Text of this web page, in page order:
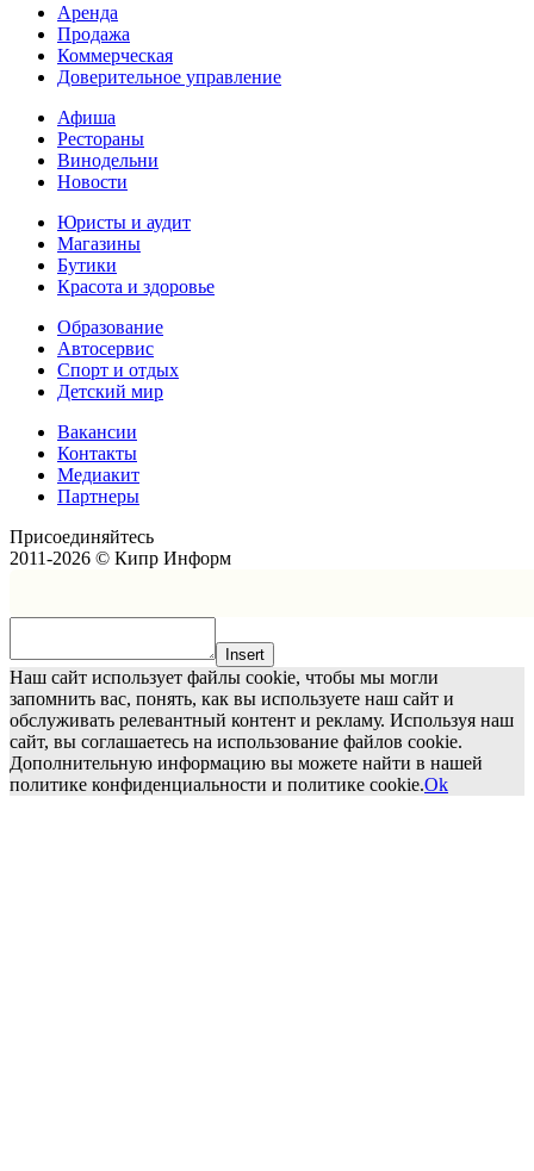
Аренда
Продажа
Коммерческая
Доверительное управление
Афиша
Рестораны
Винодельни
Новости
Юристы и аудит
Магазины
Бутики
Красота и здоровье
Образование
Автосервис
Спорт и отдых
Детский мир
Вакансии
Контакты
Медиакит
Партнеры
Присоединяйтесь
2011-2026 © Кипр Информ
Insert
Наш сайт использует файлы cookie, чтобы мы могли
запомнить вас, понять, как вы используете наш сайт и
обслуживать релевантный контент и рекламу. Используя наш
сайт, вы соглашаетесь на использование файлов cookie.
Дополнительную информацию вы можете найти в нашей
политике конфиденциальности и политике cookie.Ok